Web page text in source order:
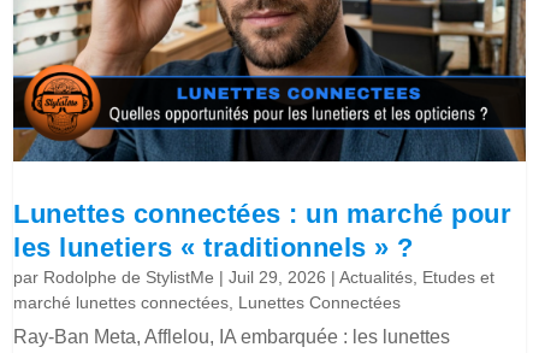
Lunettes connectées : un marché pour
les lunetiers « traditionnels » ?
par Rodolphe de StylistMe |Juil 29, 2026 |Actualités Etudes et
marché lunettes connectées Lunettes Connectées
Ray-Ban Meta, Afflelou, IA embarquée : les lunettes